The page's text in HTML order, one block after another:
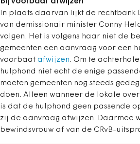
In plaats daarvan lijkt de rechtbank
van demissionair minister Conny
volgen. Het is volgens haar niet de
gemeenten een aanvraag voor een
voorbaat afwijzen. Om te
hulphond niet echt de enige
moeten gemeenten nog steeds
doen. Alleen wanneer de lokale
is dat de hulphond geen passende
zij de aanvraag afwijzen. Daarmee
bewindsvrouw af van de CRvB-